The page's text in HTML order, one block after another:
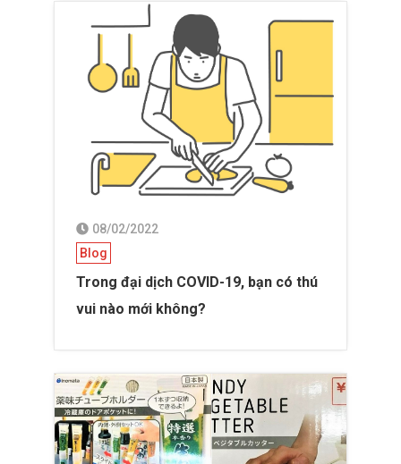
08/02/2022
Blog
Trong đại dịch COVID-19, bạn có thú
vui nào mới không?